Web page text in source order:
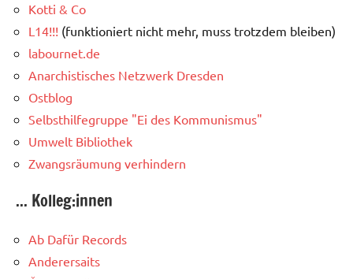
Kotti & Co
L14!!! (funktioniert nicht mehr, muss trotzdem bleiben)
labournet.de
Anarchistisches Netzwerk Dresden
Ostblog
Selbsthilfegruppe "Ei des Kommunismus"
Umwelt Bibliothek
Zwangsräumung verhindern
... Kolleg:innen
Ab Dafür Records
Anderersaits